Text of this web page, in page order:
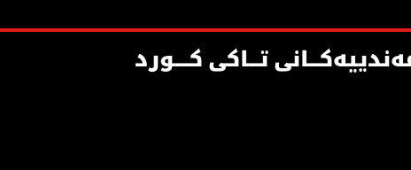
تـــاکی کــــورد